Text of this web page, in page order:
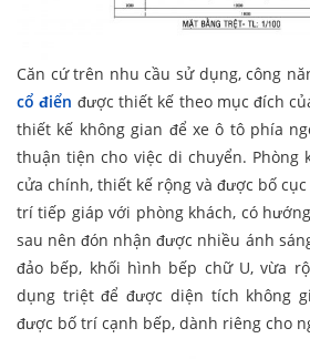
Căn cứ trên nhu cầu sử dụng, công
cổ điển được thiết kế theo mục đích
thiết kế không gian để xe ô tô phía
thuận tiện cho việc di chuyển. Phòng
cửa chính, thiết kế rộng và được bố
trí tiếp giáp với phòng khách, có
sau nên đón nhận được nhiều ánh
đảo bếp, khối hình bếp chữ U, vừa
dụng triệt để được diện tích không
được bố trí cạnh bếp, dành riêng cho